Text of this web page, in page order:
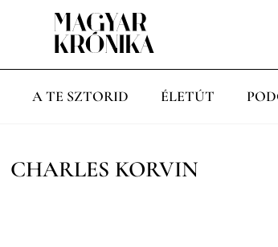
A TE SZTORID ÉLETÚT
CHARLES KORVIN